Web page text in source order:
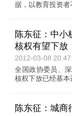
据，以教育投资
陈东征：中小
核权有望下放
2012-03-08
全国政协委员、
核权下放已经基
陈东征：城商